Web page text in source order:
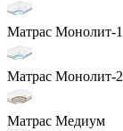
Матрас Монолит-1
Матрас Монолит-2
Матрас Медиум